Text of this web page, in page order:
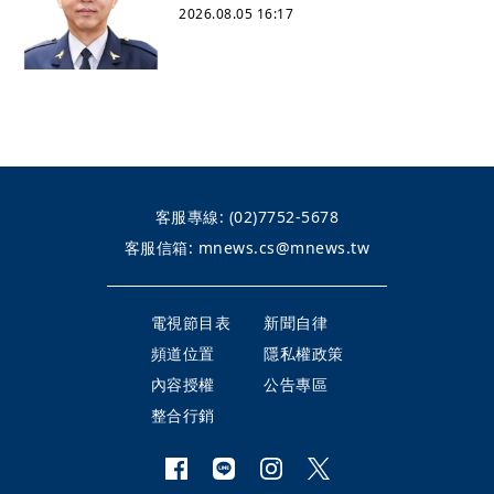
2026.08.05 16:17
客服專線: (02)7752-5678
客服信箱: mnews.cs@mnews.tw
電視節目表
新聞自律
頻道位置
隱私權政策
內容授權
公告專區
整合行銷